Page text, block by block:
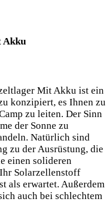
Akku
Mit Akku ist ein
konzipiert, es Ihnen‍ zu
zu leiten. Der ⁣Sinn
der Sonne zu
Natürlich ‌sind
zu der‌ Ausrüstung, die
einen solideren⁣
Solarzellenstoff
als erwartet. Außerdem
auch bei schlechtem